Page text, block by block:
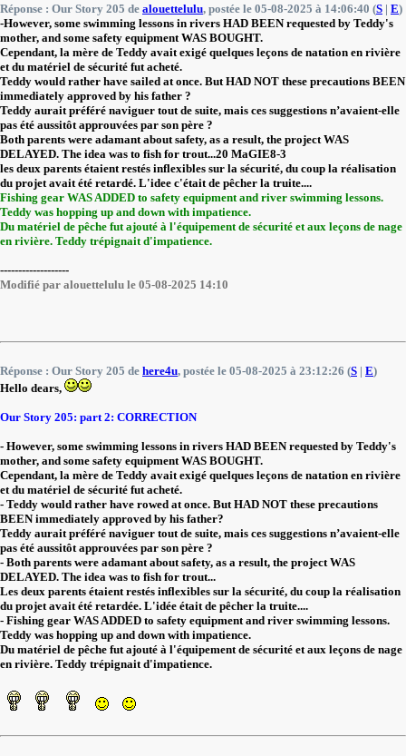
Réponse : Our Story 205 de alouettelulu, postée le 05-08-2025 à 14:06:40 (S | E)
-However, some swimming lessons in rivers HAD BEEN requested by Teddy's
mother, and some safety equipment WAS BOUGHT.
Cependant, la mère de Teddy avait exigé quelques leçons de natation en rivière
et du matériel de sécurité fut acheté.
Teddy would rather have sailed at once. But HAD NOT these precautions BEEN
immediately approved by his father ?
Teddy aurait préféré naviguer tout de suite, mais ces suggestions n’avaient-elle
pas été aussitôt approuvées par son père ?
Both parents were adamant about safety, as a result, the project WAS
DELAYED. The idea was to fish for trout...20 MaGIE8-3
les deux parents étaient restés inflexibles sur la sécurité, du coup la réalisation
du projet avait été retardé. L'idee c'était de pêcher la truite....
Fishing gear WAS ADDED to safety equipment and river swimming lessons.
Teddy was hopping up and down with impatience.
Du matériel de pêche fut ajouté à l'équipement de sécurité et aux leçons de nage
en rivière. Teddy trépignait d'impatience.
-------------------
Modifié par alouettelulu le 05-08-2025 14:10
Réponse : Our Story 205 de here4u, postée le 05-08-2025 à 23:12:26 (S | E)
Hello dears,
Our Story 205: part 2: CORRECTION
- However, some swimming lessons in rivers HAD BEEN requested by Teddy's
mother, and some safety equipment WAS BOUGHT.
Cependant, la mère de Teddy avait exigé quelques leçons de natation en rivière
et du matériel de sécurité fut acheté.
- Teddy would rather have rowed at once. But HAD NOT these precautions
BEEN immediately approved by his father?
Teddy aurait préféré naviguer tout de suite, mais ces suggestions n’avaient-elle
pas été aussitôt approuvées par son père ?
- Both parents were adamant about safety, as a result, the project WAS
DELAYED. The idea was to fish for trout...
Les deux parents étaient restés inflexibles sur la sécurité, du coup la réalisation
du projet avait été retardée. L'idée était de pêcher la truite....
- Fishing gear WAS ADDED to safety equipment and river swimming lessons.
Teddy was hopping up and down with impatience.
Du matériel de pêche fut ajouté à l'équipement de sécurité et aux leçons de nage
en rivière. Teddy trépignait d'impatience.